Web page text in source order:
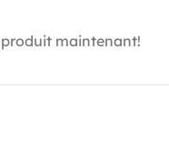
maintenant!